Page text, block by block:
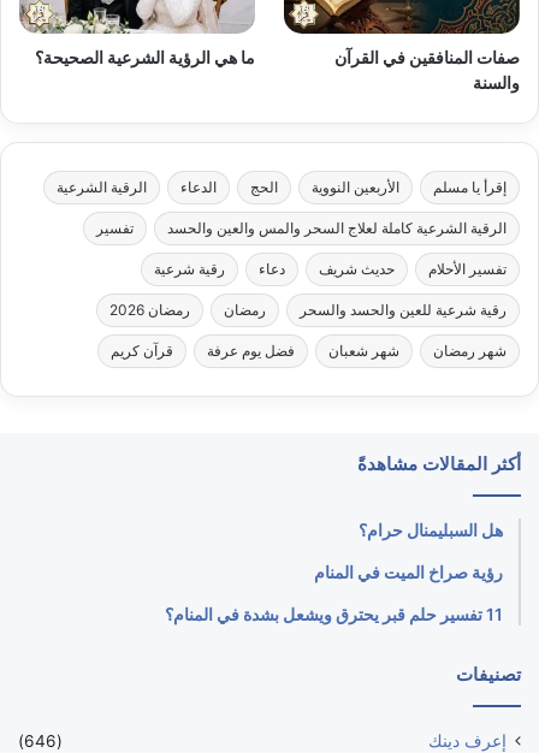
صفات المنافقين في القرآن
والسنة
ما هي الرؤية الشرعية الصحيحة؟
إقرأ يا مسلم الأربعين النووية الحج الدعاء الرقية الشرعية
الرقية الشرعية كاملة لعلاج السحر والمس والعين والحسد تفسير
تفسير الأحلام حديث شريف دعاء رقية شرعية
رقية شرعية للعين والحسد والسحر رمضان رمضان 2026
شهر رمضان شهر شعبان فضل يوم عرفة قرآن كريم
أكثر المقالات مشاهدةً
هل السبليمنال حرام؟
رؤية صراخ الميت في المنام
11 تفسير حلم قبر يحترق ويشعل بشدة في المنام؟
تصنيفات
إعرف دينك (646)